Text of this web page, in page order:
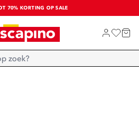
70% KORTING OP SALE
SALE: LAATSTE KANS!
SHOP NIEUW